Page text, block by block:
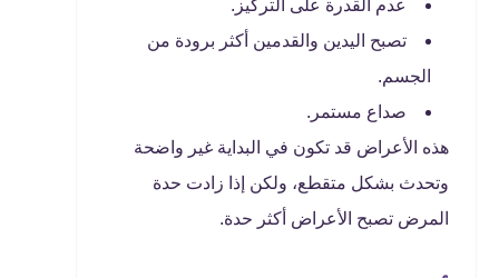
عدم القدرة على التركيز.
تصبح اليدين والقدمين أكثر برودة من
الجسم.
صداع مستمر.
هذه الأعراض قد تكون في البداية غير واضحة
وتحدث بشكل متقطع، ولكن إذا زادت حدة
المرض تصبح الأعراض أكثر حدة.